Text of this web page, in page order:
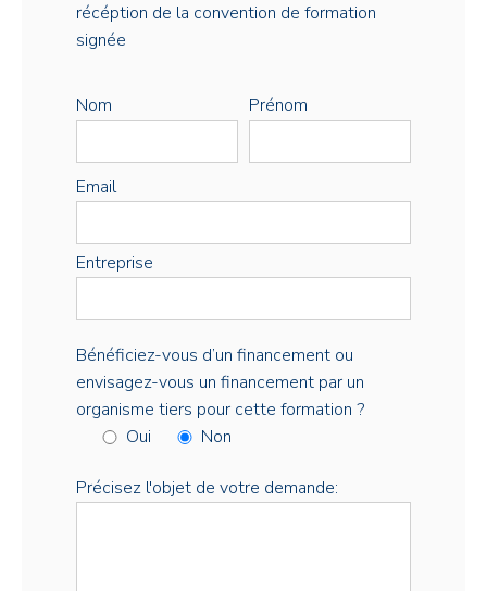
récéption de la convention de formation
signée
Nom Prénom
Email
Entreprise
Bénéficiez-vous d’un financement ou
envisagez-vous un financement par un
organisme tiers pour cette formation ?
Oui
Non
Précisez l'objet de votre demande: